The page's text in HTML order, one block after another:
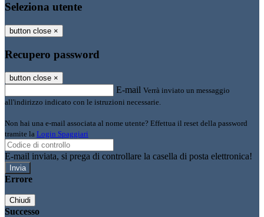
Seleziona utente
button close ×
Recupero password
button close ×
E-mail Verrà inviato un messaggio
all'indirizzo indicato con le istruzioni necessarie.
Non hai una e-mail associata al nome utente? Effettua il reset della password
tramite la Login Spaggiari
E-mail inviata, si prega di controllare la casella di posta elettronica!
Errore
Chiudi
Successo